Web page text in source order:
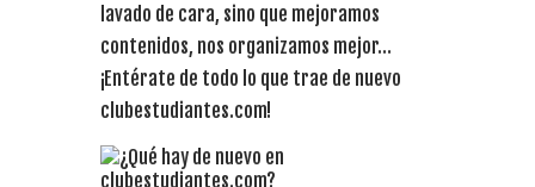
lavado de cara, sino que mejoramos
contenidos, nos organizamos mejor…
¡Entérate de todo lo que trae de nuevo
clubestudiantes.com!